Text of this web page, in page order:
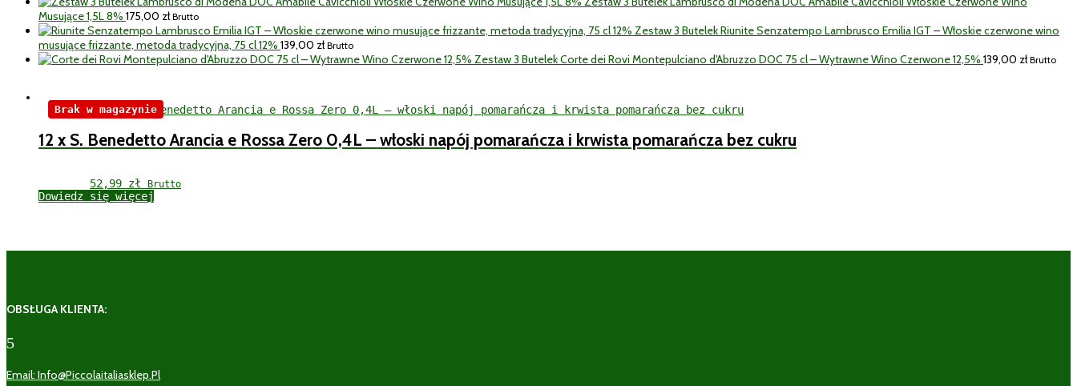
Musujące 1,5L 8% 175,00 zł Brutto
Zestaw 3 Butelek Riunite Senzatempo Lambrusco Emilia IGT – Włoskie czerwone wino
musujące frizzante, metoda tradycyjna, 75 cl 12% 139,00 zł Brutto
Zestaw 3 Butelek Corte dei Rovi Montepulciano d'Abruzzo DOC 75 cl – Wytrawne Wino Czerwone 12,5% 139,00 zł Brutto
12 x S. Benedetto Arancia e Rossa Zero 0,4L – włoski napój pomarańcza i krwista pomarańcza bez cukru
52,99 zł Brutto
Dowiedz się więcej
Brak w magazynie
OBSŁUGA KLIENTA:
5
Email: Info@piccolaitaliasklep.pl